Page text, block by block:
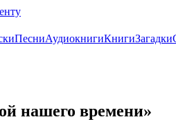
ПесниАудиокнигиКнигиЗагадки
нашего времени»